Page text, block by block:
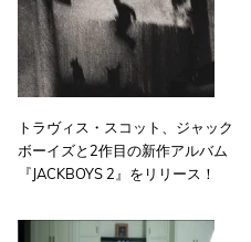
トラヴィス・スコット、ジャック
ボーイズと2作目の新作アルバム
『JACKBOYS 2』をリリース！